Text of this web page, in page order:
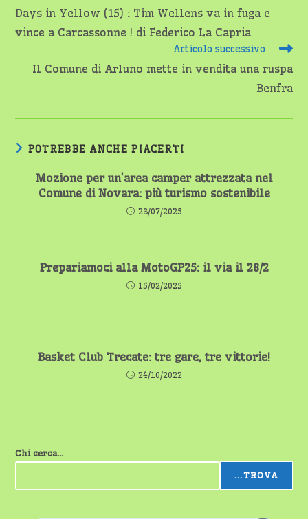
articoli
Days in Yellow (15) : Tim Wellens va in fuga e
vince a Carcassonne ! di Federico La Capria
Articolo successivo
Il Comune di Arluno mette in vendita una ruspa
Benfra
POTREBBE ANCHE PIACERTI
Mozione per un’area camper attrezzata nel
Comune di Novara: più turismo sostenibile
23/07/2025
Prepariamoci alla MotoGP25: il via il 28/2
15/02/2025
Basket Club Trecate: tre gare, tre vittorie!
24/10/2022
Chi cerca...
...TROVA